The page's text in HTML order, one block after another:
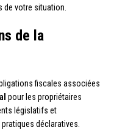
de votre situation.
de la
fiscales associées
pour les propriétaires
législatifs et
déclaratives.